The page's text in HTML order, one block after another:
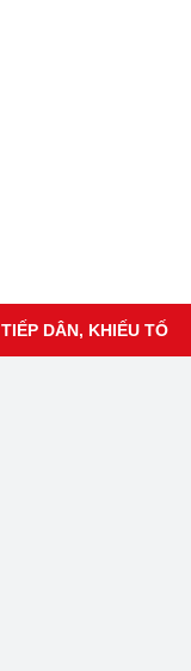
TIẾP DÂN, KHIẾU TỐ